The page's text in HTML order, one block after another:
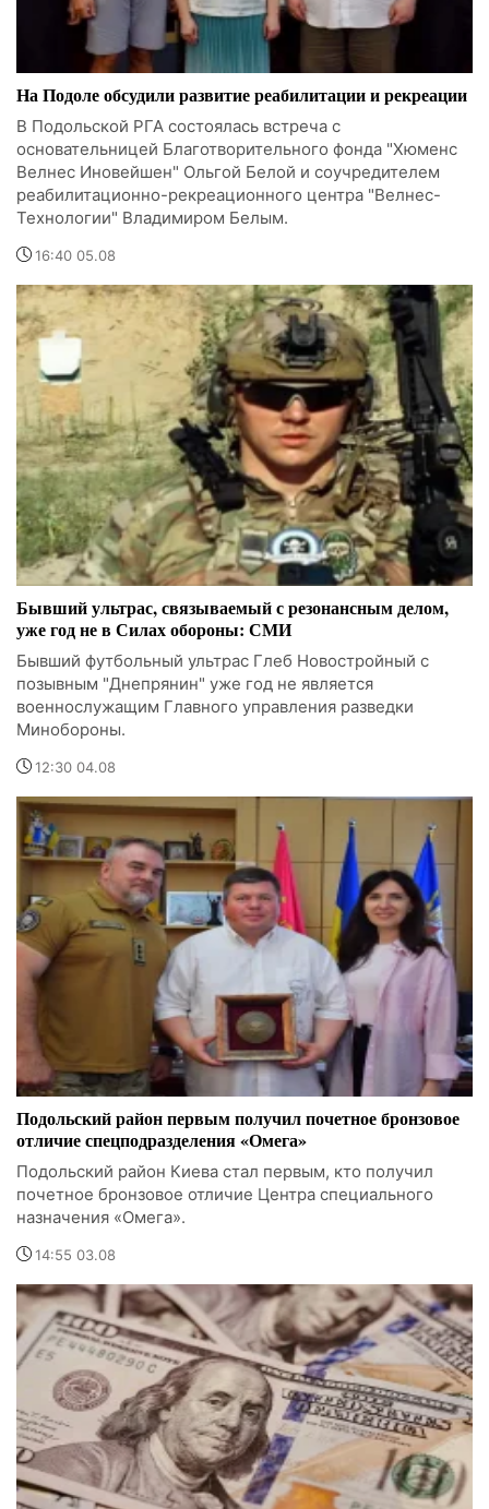
На Подоле обсудили развитие реабилитации и рекреации
В Подольской РГА состоялась встреча с
основательницей Благотворительного фонда "Хюменс
Велнес Иновейшен" Ольгой Белой и соучредителем
реабилитационно-рекреационного центра "Велнес-
Технологии" Владимиром Белым.
16:40 05.08
Бывший ультрас, связываемый с резонансным делом,
уже год не в Силах обороны: СМИ
Бывший футбольный ультрас Глеб Новостройный с
позывным "Днепрянин" уже год не является
военнослужащим Главного управления разведки
Минобороны.
12:30 04.08
Подольский район первым получил почетное бронзовое
отличие спецподразделения «Омега»
Подольский район Киева стал первым, кто получил
почетное бронзовое отличие Центра специального
назначения «Омега».
14:55 03.08